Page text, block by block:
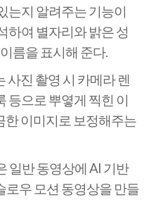
는지 알려주는 기능이
하여 별자리와 밝은 성
름을 표시해 준다.
사진 촬영 시 카메라 렌
등으로 뿌옇게 찍힌 이
한 이미지로 보정해주는
일반 동영상에 AI 기반
로우 모션 동영상을 만들